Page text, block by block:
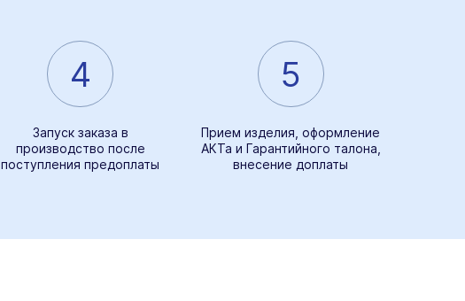
4
Запуск заказа в
производство после
поступления предоплаты
5
Прием изделия, оформление
АКТа и Гарантийного талона,
внесение доплаты